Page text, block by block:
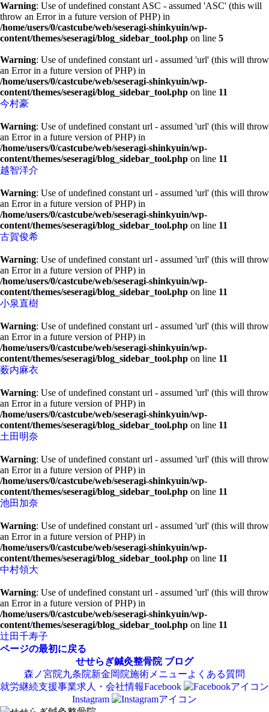
Warning: Use of undefined constant ASC - assumed 'ASC' (this will
throw an Error in a future version of PHP) in
/home/users/0/castcube/web/seseragi-shinkyuin/wp-
content/themes/seseragi/blog_sidebar_tool.php on line 5
Warning: Use of undefined constant url - assumed 'url' (this will throw
an Error in a future version of PHP) in
/home/users/0/castcube/web/seseragi-shinkyuin/wp-
content/themes/seseragi/blog_sidebar_tool.php on line 11
今村豪
Warning: Use of undefined constant url - assumed 'url' (this will throw
an Error in a future version of PHP) in
/home/users/0/castcube/web/seseragi-shinkyuin/wp-
content/themes/seseragi/blog_sidebar_tool.php on line 11
越智洋介
Warning: Use of undefined constant url - assumed 'url' (this will throw
an Error in a future version of PHP) in
/home/users/0/castcube/web/seseragi-shinkyuin/wp-
content/themes/seseragi/blog_sidebar_tool.php on line 11
古賀俊希
Warning: Use of undefined constant url - assumed 'url' (this will throw
an Error in a future version of PHP) in
/home/users/0/castcube/web/seseragi-shinkyuin/wp-
content/themes/seseragi/blog_sidebar_tool.php on line 11
小泉直樹
Warning: Use of undefined constant url - assumed 'url' (this will throw
an Error in a future version of PHP) in
/home/users/0/castcube/web/seseragi-shinkyuin/wp-
content/themes/seseragi/blog_sidebar_tool.php on line 11
薮内麻衣
Warning: Use of undefined constant url - assumed 'url' (this will throw
an Error in a future version of PHP) in
/home/users/0/castcube/web/seseragi-shinkyuin/wp-
content/themes/seseragi/blog_sidebar_tool.php on line 11
土田明奈
Warning: Use of undefined constant url - assumed 'url' (this will throw
an Error in a future version of PHP) in
/home/users/0/castcube/web/seseragi-shinkyuin/wp-
content/themes/seseragi/blog_sidebar_tool.php on line 11
池田加奈
Warning: Use of undefined constant url - assumed 'url' (this will throw
an Error in a future version of PHP) in
/home/users/0/castcube/web/seseragi-shinkyuin/wp-
content/themes/seseragi/blog_sidebar_tool.php on line 11
中村領大
Warning: Use of undefined constant url - assumed 'url' (this will throw
an Error in a future version of PHP) in
/home/users/0/castcube/web/seseragi-shinkyuin/wp-
content/themes/seseragi/blog_sidebar_tool.php on line 11
辻田千寿子
ページの最初に戻る
せせらぎ鍼灸整骨院 ブログ
森ノ宮院九条院新金岡院施術メニューよくある質問
就労継続支援事業求人・会社情報Facebook
Instagram